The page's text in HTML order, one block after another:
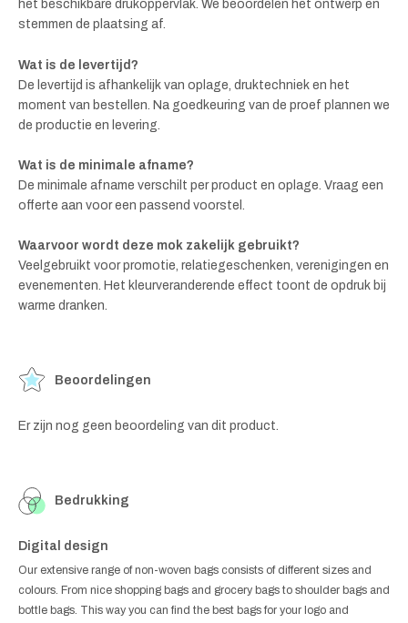
het beschikbare drukoppervlak. We beoordelen het ontwerp en
stemmen de plaatsing af.
Wat is de levertijd?
De levertijd is afhankelijk van oplage, druktechniek en het
moment van bestellen. Na goedkeuring van de proef plannen we
de productie en levering.
Wat is de minimale afname?
De minimale afname verschilt per product en oplage. Vraag een
offerte aan voor een passend voorstel.
Waarvoor wordt deze mok zakelijk gebruikt?
Veelgebruikt voor promotie, relatiegeschenken, verenigingen en
evenementen. Het kleurveranderende effect toont de opdruk bij
warme dranken.
Beoordelingen
Er zijn nog geen beoordeling van dit product.
Bedrukking
Digital design
Our extensive range of non-woven bags consists of different sizes and
colours. From nice shopping bags and grocery bags to shoulder bags and
bottle bags. This way you can find the best bags for your logo and